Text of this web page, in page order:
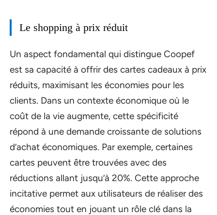
Le shopping à prix réduit
Un aspect fondamental qui distingue Coopef
est sa capacité à offrir des cartes cadeaux à prix
réduits, maximisant les économies pour les
clients. Dans un contexte économique où le
coût de la vie augmente, cette spécificité
répond à une demande croissante de solutions
d’achat économiques. Par exemple, certaines
cartes peuvent être trouvées avec des
réductions allant jusqu’à 20%. Cette approche
incitative permet aux utilisateurs de réaliser des
économies tout en jouant un rôle clé dans la